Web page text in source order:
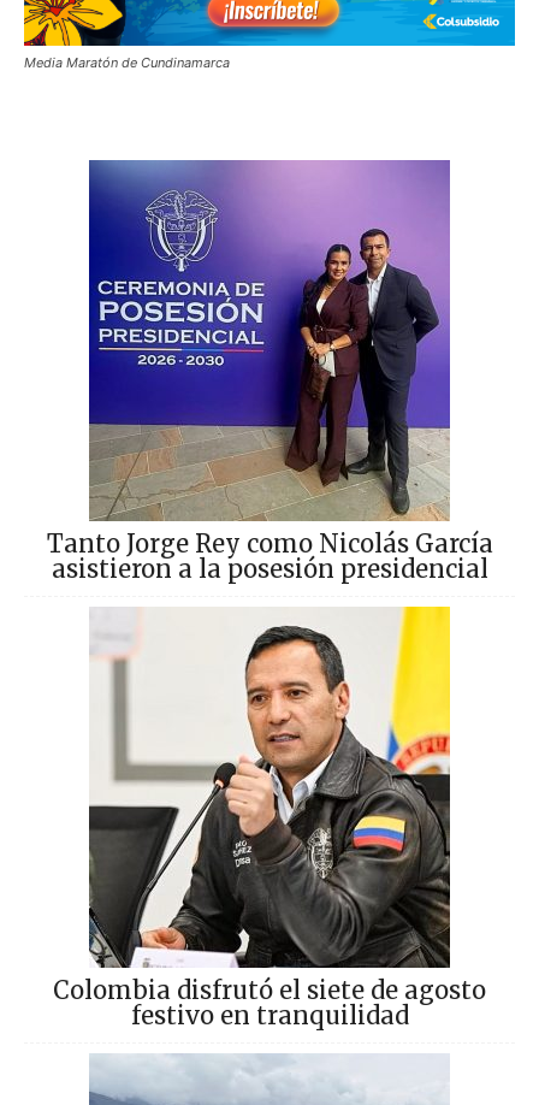
Media Maratón de Cundinamarca
Tanto Jorge Rey como Nicolás García
asistieron a la posesión presidencial
Colombia disfrutó el siete de agosto
festivo en tranquilidad